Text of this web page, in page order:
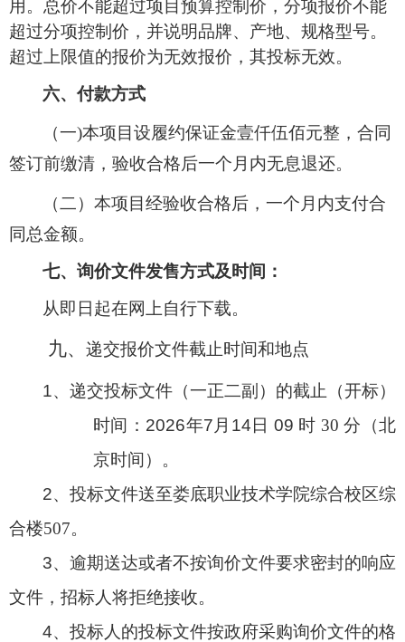
用。总价不能超过项目预算控制价，分项报价不能
超过分项控制价，并说明品牌、产地、规格型号。
超过上限值的报价为无效报价，其投标无效。
六、付款方式
（一)本项目设履约保证金壹仟伍佰元整，合同
签订前缴清，验收合格后一个月内无息退还。
（二）本项目经验收合格后，一个月内支付合
同总金额。
七、询价文件发售方式及时间：
从即日起在网上自行下载。
九、 递交报价文件截止时间和地点
1、递交投标文件（一正二副）的截止（开标）
时间： 2026年7月14日 09 时 30 分（北
京时间）。
2、投标文件送至娄底职业技术学院综合校区综
合楼507。
3、逾期送达或者不按询价文件要求密封的响应
文件，招标人将拒绝接收。
4、投标人的投标文件按政府采购询价文件的格